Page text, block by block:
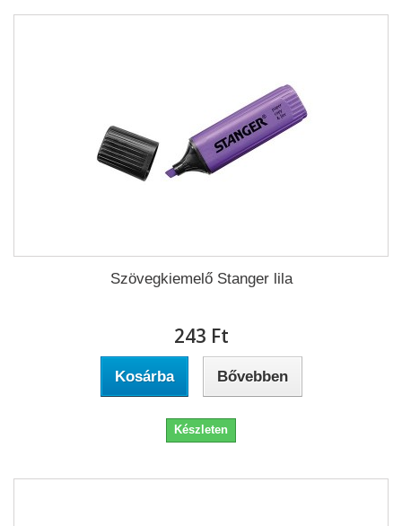
Szövegkiemelő Stanger lila
243 Ft‎
Kosárba Bővebben
Készleten